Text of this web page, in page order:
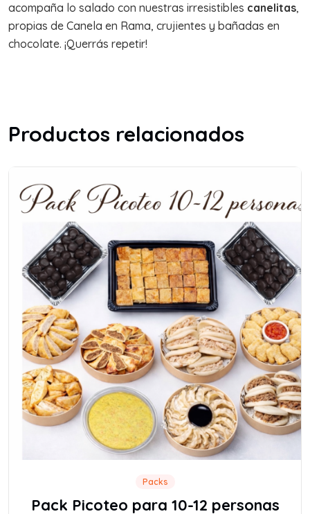
acompaña lo salado con nuestras irresistibles canelitas,
propias de Canela en Rama, crujientes y bañadas en
chocolate. ¡Querrás repetir!
Productos relacionados
Packs
Pack Picoteo para 10-12 personas